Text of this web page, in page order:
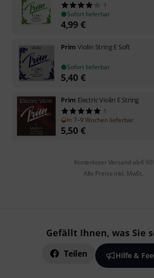
1
Sofort lieferbar
4,99 €
Prim Violin String E Soft
Sofort lieferbar
5,40 €
Prim Electric Violin E String
1
In 7–9 Wochen lieferbar
5,50 €
Kostenloser Versand ab € 69
Alle Preise inkl. MwSt.
Gefällt Ihnen, was Sie
Teilen Hilfe &